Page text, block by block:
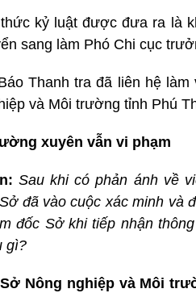
kỷ luật được đưa ra là
sang làm Phó Chi cục
Thanh tra đã liên hệ
và Môi trường tỉnh Phú
xuyên vẫn vi phạm
Sau khi có phản ánh về
đã vào cuộc xác minh và
đốc Sở khi tiếp nhận
gì?
Nông nghiệp và Môi